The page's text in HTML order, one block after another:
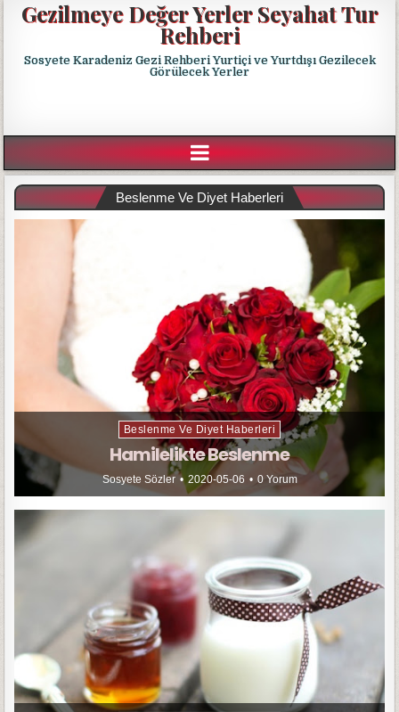
Gezilmeye Değer Yerler Seyahat Tur
Rehberi
Sosyete Karadeniz Gezi Rehberi Yurtiçi ve Yurtdışı Gezilecek
Görülecek Yerler
Beslenme Ve Diyet Haberleri
Beslenme Ve Diyet Haberleri
Hamilelikte Beslenme
Sosyete Sözler 2020-05-06 0 Yorum